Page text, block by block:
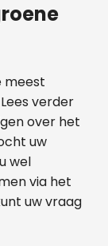
meest
verder
over het
uw
wel
via het
uw vraag